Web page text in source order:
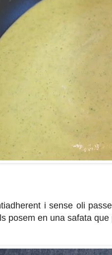
i sense oli
posem en una safata